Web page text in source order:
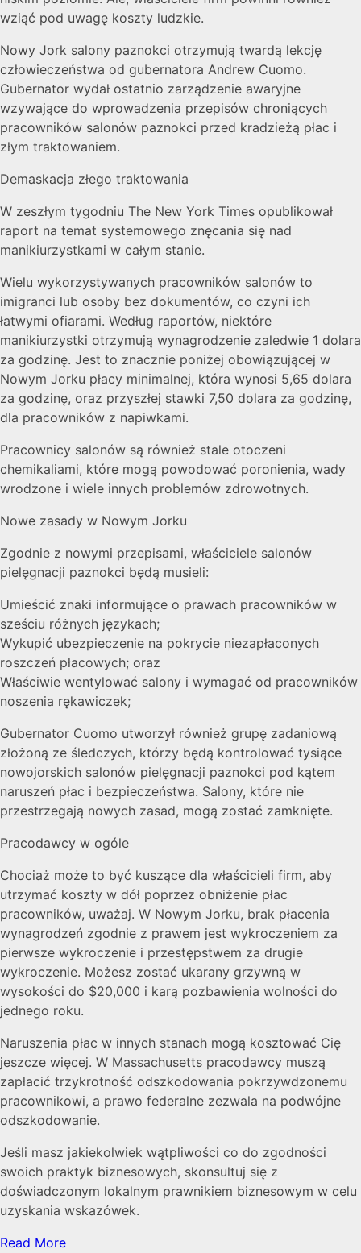
wziąć pod uwagę koszty ludzkie.
Nowy Jork salony paznokci otrzymują twardą lekcję
człowieczeństwa od gubernatora Andrew Cuomo.
Gubernator wydał ostatnio zarządzenie awaryjne
wzywające do wprowadzenia przepisów chroniących
pracowników salonów paznokci przed kradzieżą płac i
złym traktowaniem.
Demaskacja złego traktowania
W zeszłym tygodniu The New York Times opublikował
raport na temat systemowego znęcania się nad
manikiurzystkami w całym stanie.
Wielu wykorzystywanych pracowników salonów to
imigranci lub osoby bez dokumentów, co czyni ich
łatwymi ofiarami. Według raportów, niektóre
manikiurzystki otrzymują wynagrodzenie zaledwie 1 dolara
za godzinę. Jest to znacznie poniżej obowiązującej w
Nowym Jorku płacy minimalnej, która wynosi 5,65 dolara
za godzinę, oraz przyszłej stawki 7,50 dolara za godzinę,
dla pracowników z napiwkami.
Pracownicy salonów są również stale otoczeni
chemikaliami, które mogą powodować poronienia, wady
wrodzone i wiele innych problemów zdrowotnych.
Nowe zasady w Nowym Jorku
Zgodnie z nowymi przepisami, właściciele salonów
pielęgnacji paznokci będą musieli:
Umieścić znaki informujące o prawach pracowników w
sześciu różnych językach;
Wykupić ubezpieczenie na pokrycie niezapłaconych
roszczeń płacowych; oraz
Właściwie wentylować salony i wymagać od pracowników
noszenia rękawiczek;
Gubernator Cuomo utworzył również grupę zadaniową
złożoną ze śledczych, którzy będą kontrolować tysiące
nowojorskich salonów pielęgnacji paznokci pod kątem
naruszeń płac i bezpieczeństwa. Salony, które nie
przestrzegają nowych zasad, mogą zostać zamknięte.
Pracodawcy w ogóle
Chociaż może to być kuszące dla właścicieli firm, aby
utrzymać koszty w dół poprzez obniżenie płac
pracowników, uważaj. W Nowym Jorku, brak płacenia
wynagrodzeń zgodnie z prawem jest wykroczeniem za
pierwsze wykroczenie i przestępstwem za drugie
wykroczenie. Możesz zostać ukarany grzywną w
wysokości do $20,000 i karą pozbawienia wolności do
jednego roku.
Naruszenia płac w innych stanach mogą kosztować Cię
jeszcze więcej. W Massachusetts pracodawcy muszą
zapłacić trzykrotność odszkodowania pokrzywdzonemu
pracownikowi, a prawo federalne zezwala na podwójne
odszkodowanie.
Jeśli masz jakiekolwiek wątpliwości co do zgodności
swoich praktyk biznesowych, skonsultuj się z
doświadczonym lokalnym prawnikiem biznesowym w celu
uzyskania wskazówek.
Read More